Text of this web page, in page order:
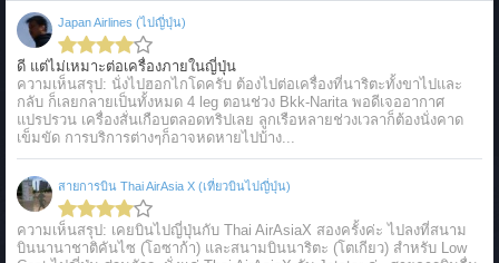
Japan Airlines (ไปญี่ปุ่น)
ดี แต่ไม่เหมาะต่อเครื่องภายในญี่ปุ่น
ความเห็นสรุป: นั่งไปฮอกไกโดครับ ต้องไปต่อเครื่องที่นาริตะทั้งขาไปและ
กลับ ก็เลยกลายเป็นทั้งหมด 4 leg ตอนช่วง Bkk-Narita พอดีเจออากาศ
แปรปรวน เครื่องสั่นเกือบตลอดทริปเลย ลูกเรือหลายช่วงเวลาก็ต้องนั่งคาด
เข็มขัด การบริการต่างๆก็อาจหดหายไปบ้าง...
สายการบิน Thai AirAsia X (เที่ยวบินไปญี่ปุ่น)
ความเห็นสรุป: เคยบินไปญี่ปุ่นกับ Thai AirAsiaX สองครั้งค่ะ ไปลงที่สนาม
บินนานาชาติคันไซ (โอซาก้า) และสนามบินนาริตะ (โตเกียว) สำหรับ Low